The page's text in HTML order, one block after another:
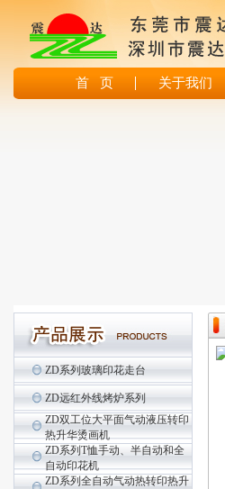
首 页 关于我们
ZD系列玻璃印花走台
ZD远红外线烤炉系列
ZD双工位大平面气动液压转印
热升华烫画机
ZD系列T恤手动、半自动和全
自动印花机
ZD系列全自动气动热转印热升